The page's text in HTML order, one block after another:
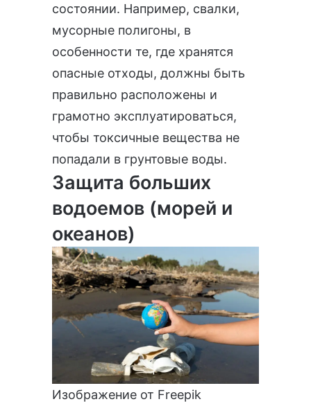
состоянии. Например, свалки,
мусорные полигоны, в
особенности те, где хранятся
опасные отходы, должны быть
правильно расположены и
грамотно эксплуатироваться,
чтобы токсичные вещества не
попадали в грунтовые воды.
Защита больших
водоемов (морей и
океанов)
Изображение от Freepik